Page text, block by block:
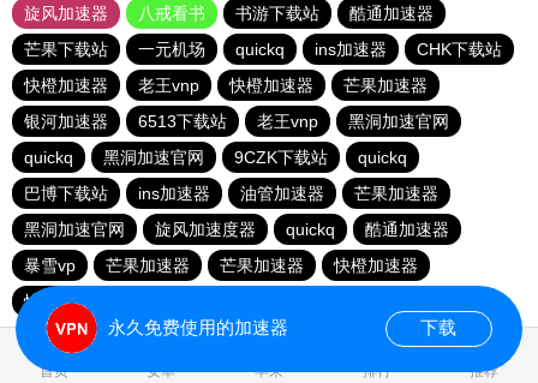
旋风加速器
八戒看书 书游下载站
酷通加速器
芒果下载站
一元机场 quickq ins加速器
CHK下载站
快橙加速器
老王vnp 快橙加速器
芒果加速器
银河加速器
6513下载站 老王vnp
黑洞加速官网
quickq
黑洞加速官网 9CZK下载站
quickq
巴博下载站
ins加速器 油管加速器
芒果加速器
黑洞加速官网
旋风加速度器 quickq
酷通加速器
暴雪vp
芒果加速器 芒果加速器
快橙加速器
快橙加速器
首页 安卓 苹果 排行 推荐
永久免费使用的加速器 下载
0.222964s